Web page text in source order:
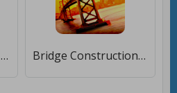
Car Summer Games 2021 [Много монет] Bridge Construction Simulator [Много монет]